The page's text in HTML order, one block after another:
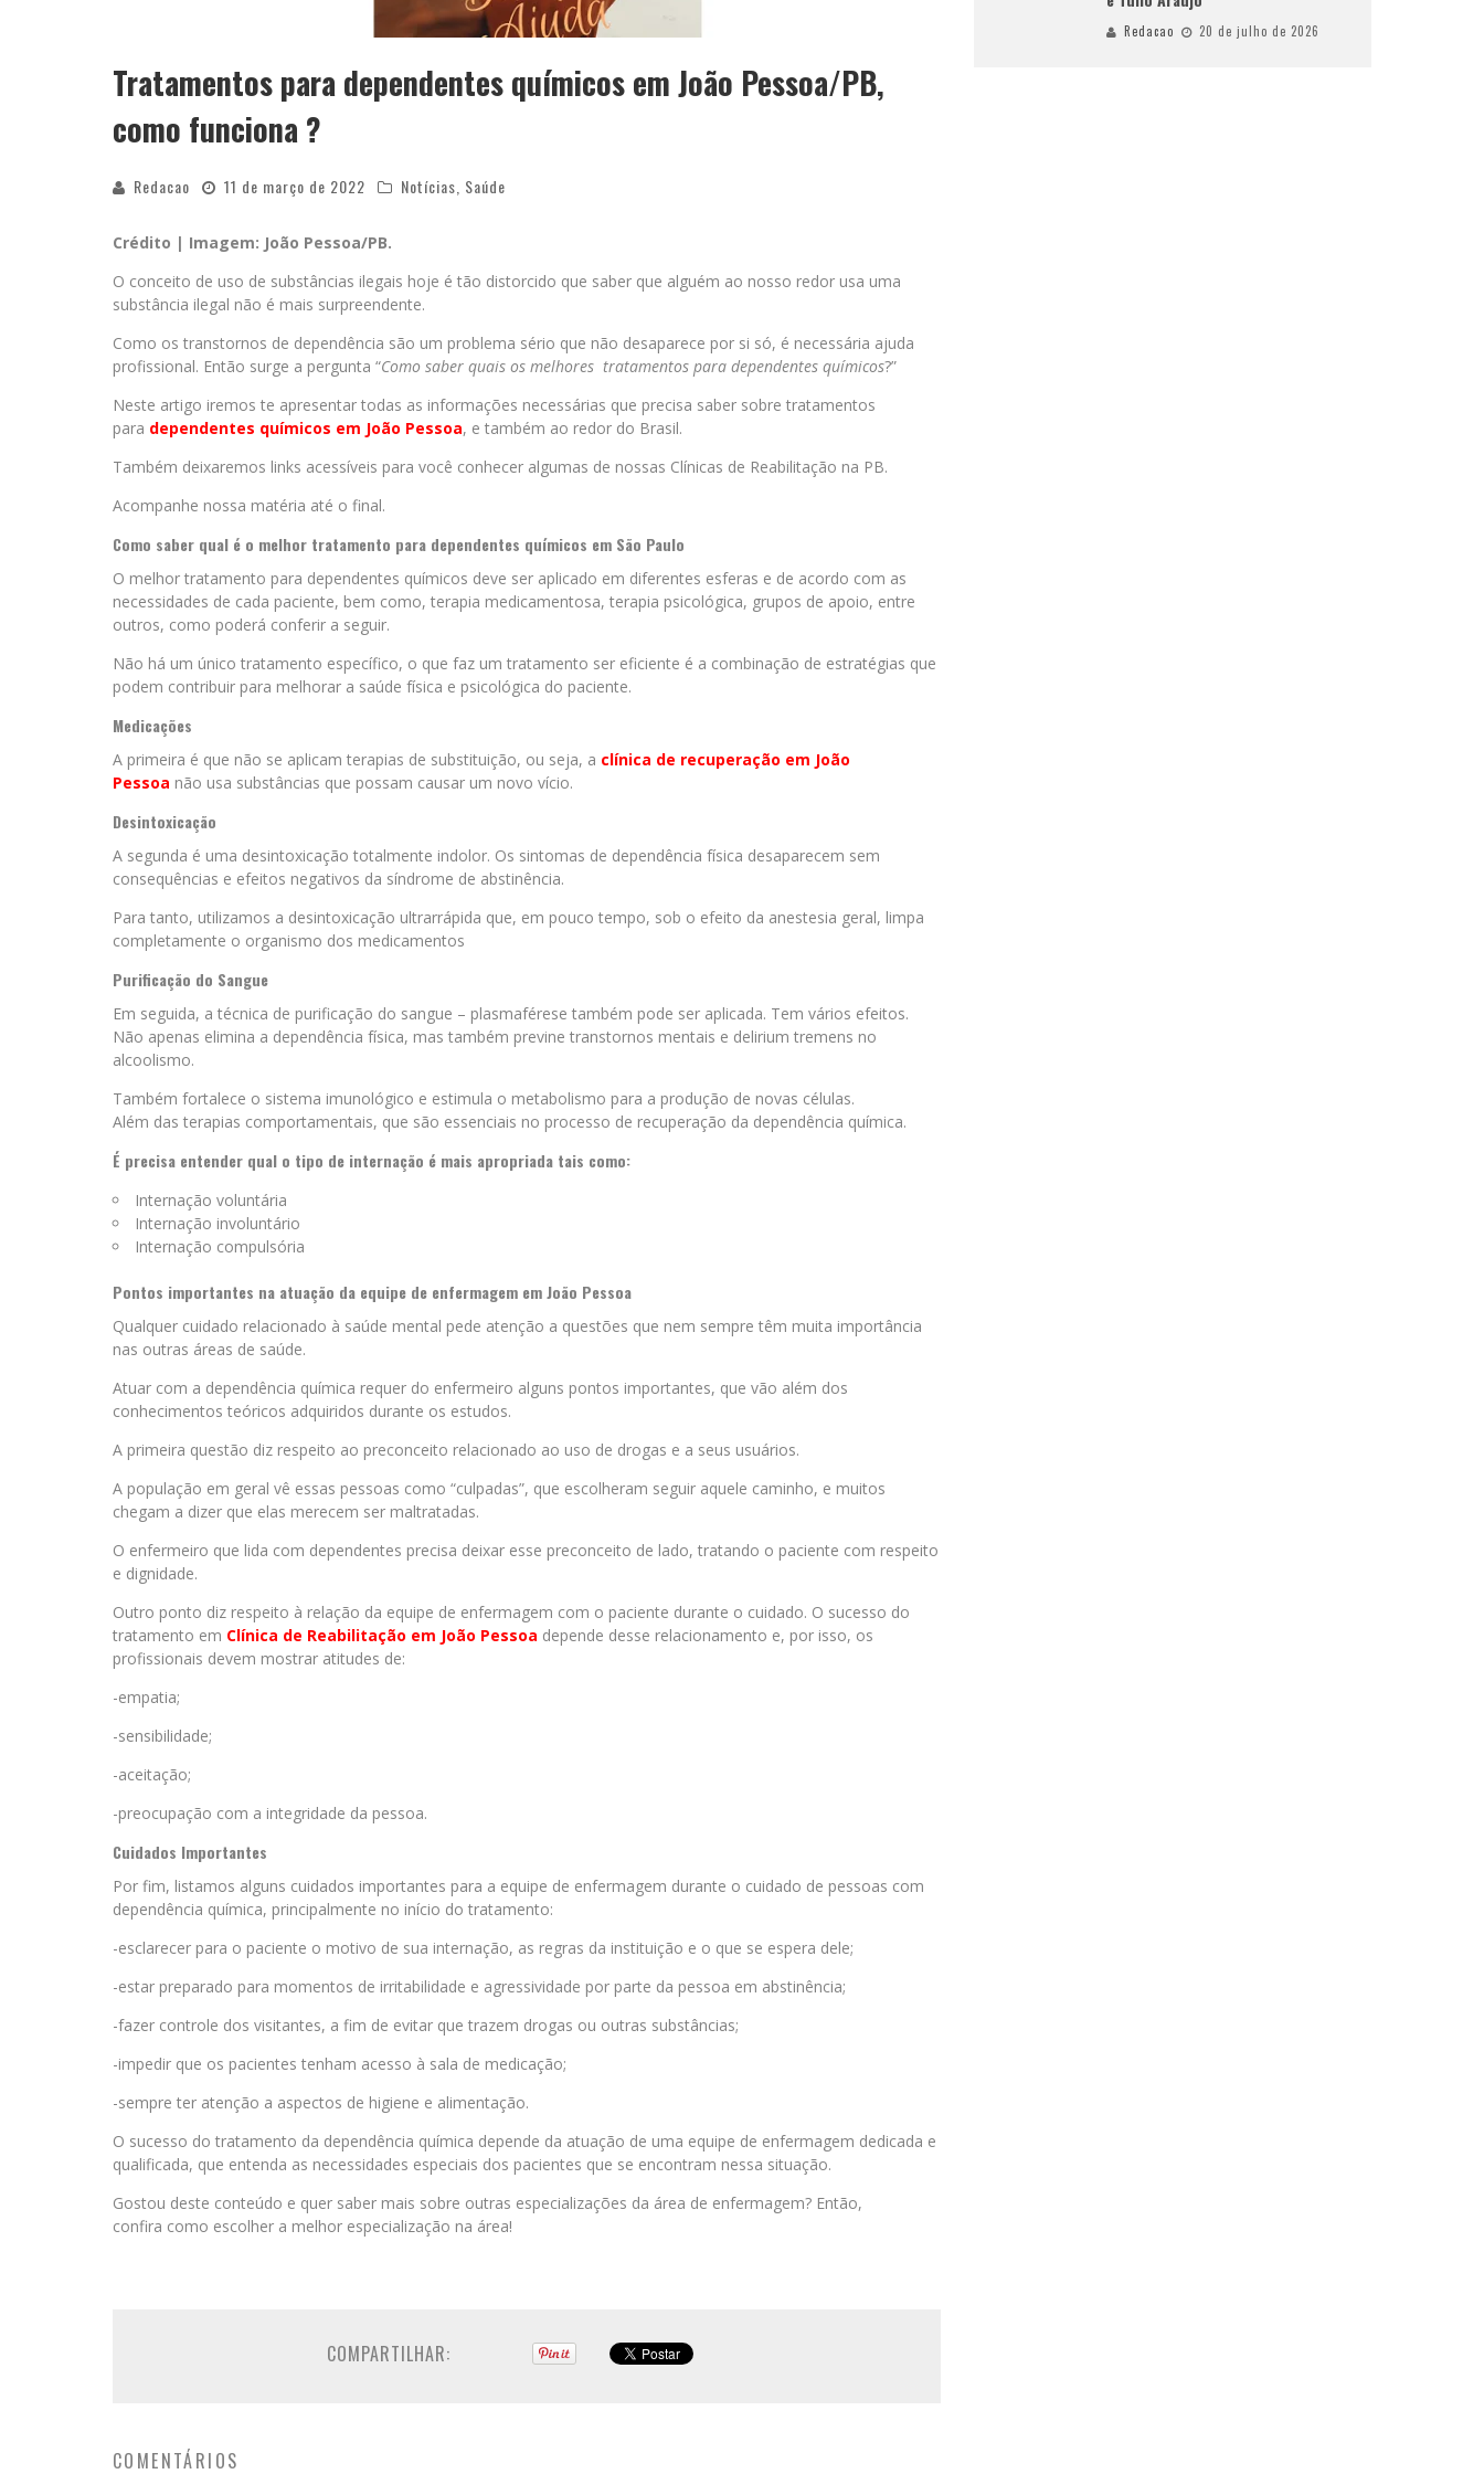
Tratamentos para dependentes químicos em João Pessoa/PB,
como funciona ?
Redacao 11 de março de 2022 Notícias Saúde
Crédito | Imagem: João Pessoa/PB.
O conceito de uso de substâncias ilegais hoje é tão distorcido que saber que alguém ao nosso redor usa uma
substância ilegal não é mais surpreendente.
Como os transtornos de dependência são um problema sério que não desaparece por si só, é necessária ajuda
profissional. Então surge a pergunta “Como saber quais os melhores tratamentos para dependentes químicos?”
Neste artigo iremos te apresentar todas as informações necessárias que precisa saber sobre tratamentos
para dependentes químicos em João Pessoa, e também ao redor do Brasil.
Também deixaremos links acessíveis para você conhecer algumas de nossas Clínicas de Reabilitação na PB.
Acompanhe nossa matéria até o final.
Como saber qual é o melhor tratamento para dependentes químicos em São Paulo
O melhor tratamento para dependentes químicos deve ser aplicado em diferentes esferas e de acordo com as
necessidades de cada paciente, bem como, terapia medicamentosa, terapia psicológica, grupos de apoio, entre
outros, como poderá conferir a seguir.
Não há um único tratamento específico, o que faz um tratamento ser eficiente é a combinação de estratégias que
podem contribuir para melhorar a saúde física e psicológica do paciente.
Medicações
A primeira é que não se aplicam terapias de substituição, ou seja, a clínica de recuperação em João
Pessoa não usa substâncias que possam causar um novo vício.
Desintoxicação
A segunda é uma desintoxicação totalmente indolor. Os sintomas de dependência física desaparecem sem
consequências e efeitos negativos da síndrome de abstinência.
Para tanto, utilizamos a desintoxicação ultrarrápida que, em pouco tempo, sob o efeito da anestesia geral, limpa
completamente o organismo dos medicamentos
Purificação do Sangue
Em seguida, a técnica de purificação do sangue – plasmaférese também pode ser aplicada. Tem vários efeitos.
Não apenas elimina a dependência física, mas também previne transtornos mentais e delirium tremens no
alcoolismo.
Também fortalece o sistema imunológico e estimula o metabolismo para a produção de novas células.
Além das terapias comportamentais, que são essenciais no processo de recuperação da dependência química.
É precisa entender qual o tipo de internação é mais apropriada tais como:
Internação voluntária
Internação involuntário
Internação compulsória
Pontos importantes na atuação da equipe de enfermagem em João Pessoa
Qualquer cuidado relacionado à saúde mental pede atenção a questões que nem sempre têm muita importância
nas outras áreas de saúde.
Atuar com a dependência química requer do enfermeiro alguns pontos importantes, que vão além dos
conhecimentos teóricos adquiridos durante os estudos.
A primeira questão diz respeito ao preconceito relacionado ao uso de drogas e a seus usuários.
A população em geral vê essas pessoas como “culpadas”, que escolheram seguir aquele caminho, e muitos
chegam a dizer que elas merecem ser maltratadas.
O enfermeiro que lida com dependentes precisa deixar esse preconceito de lado, tratando o paciente com respeito
e dignidade.
Outro ponto diz respeito à relação da equipe de enfermagem com o paciente durante o cuidado. O sucesso do
tratamento em Clínica de Reabilitação em João Pessoa depende desse relacionamento e, por isso, os
profissionais devem mostrar atitudes de:
-empatia;
-sensibilidade;
-aceitação;
-preocupação com a integridade da pessoa.
Cuidados Importantes
Por fim, listamos alguns cuidados importantes para a equipe de enfermagem durante o cuidado de pessoas com
dependência química, principalmente no início do tratamento:
-esclarecer para o paciente o motivo de sua internação, as regras da instituição e o que se espera dele;
-estar preparado para momentos de irritabilidade e agressividade por parte da pessoa em abstinência;
-fazer controle dos visitantes, a fim de evitar que trazem drogas ou outras substâncias;
-impedir que os pacientes tenham acesso à sala de medicação;
-sempre ter atenção a aspectos de higiene e alimentação.
O sucesso do tratamento da dependência química depende da atuação de uma equipe de enfermagem dedicada e
qualificada, que entenda as necessidades especiais dos pacientes que se encontram nessa situação.
Gostou deste conteúdo e quer saber mais sobre outras especializações da área de enfermagem? Então,
confira como escolher a melhor especialização na área!
COMPARTILHAR:
COMENTÁRIOS
Redacao 20 de julho de 2026